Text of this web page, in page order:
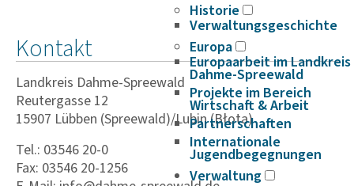
Historie
Verwaltungsgeschichte
Europa
Europaarbeit im Landkreis
Dahme-Spreewald
Projekte im Bereich
Wirtschaft & Arbeit
Partnerschaften
Internationale
Jugendbegegnungen
Verwaltung
Kontakt
Landkreis Dahme-Spreewald
Reutergasse 12
15907 Lübben (Spreewald)/Lubin (Błota)
Tel.: 03546 20-0
Fax: 03546 20-1256